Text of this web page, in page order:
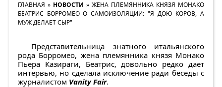
ГЛАВНАЯ » НОВОСТИ » ЖЕНА ПЛЕМЯННИКА КНЯЗЯ МОНАКО
БЕАТРИС БОРРОМЕО О САМОИЗОЛЯЦИИ: "Я ДОЮ КОРОВ, А
МУЖ ДЕЛАЕТ СЫР"
Представительница знатного итальянского
рода Борромео, жена племянника князя Монако
Пьера Казираги, Беатрис, довольно редко дает
интервью, но сделала исключение ради беседы с
журналистом Vanity Fair.